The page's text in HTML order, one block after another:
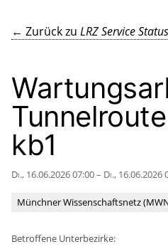
← Zurück zu LRZ Service Status
kb1
Di., 16.06.2026 07:00 – Di., 16.06.2026
Münchner Wissenschaftsnetz
Betroffene Unterbezirke: